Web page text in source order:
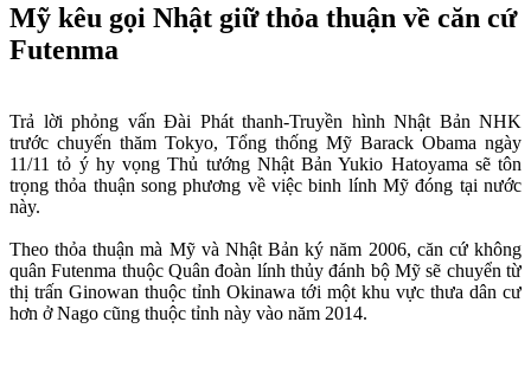
Mỹ kêu gọi Nhật giữ thỏa thuận về căn cứ
Futenma
Trả lời phỏng vấn Đài Phát thanh-Truyền hình Nhật Bản NHK
trước chuyến thăm Tokyo, Tổng thống Mỹ Barack Obama ngày
11/11 tỏ ý hy vọng Thủ tướng Nhật Bản Yukio Hatoyama sẽ tôn
trọng thỏa thuận song phương về việc binh lính Mỹ đóng tại nước
này.
Theo thỏa thuận mà Mỹ và Nhật Bản ký năm 2006, căn cứ không
quân Futenma thuộc Quân đoàn lính thủy đánh bộ Mỹ sẽ chuyển từ
thị trấn Ginowan thuộc tỉnh Okinawa tới một khu vực thưa dân cư
hơn ở Nago cũng thuộc tỉnh này vào năm 2014.